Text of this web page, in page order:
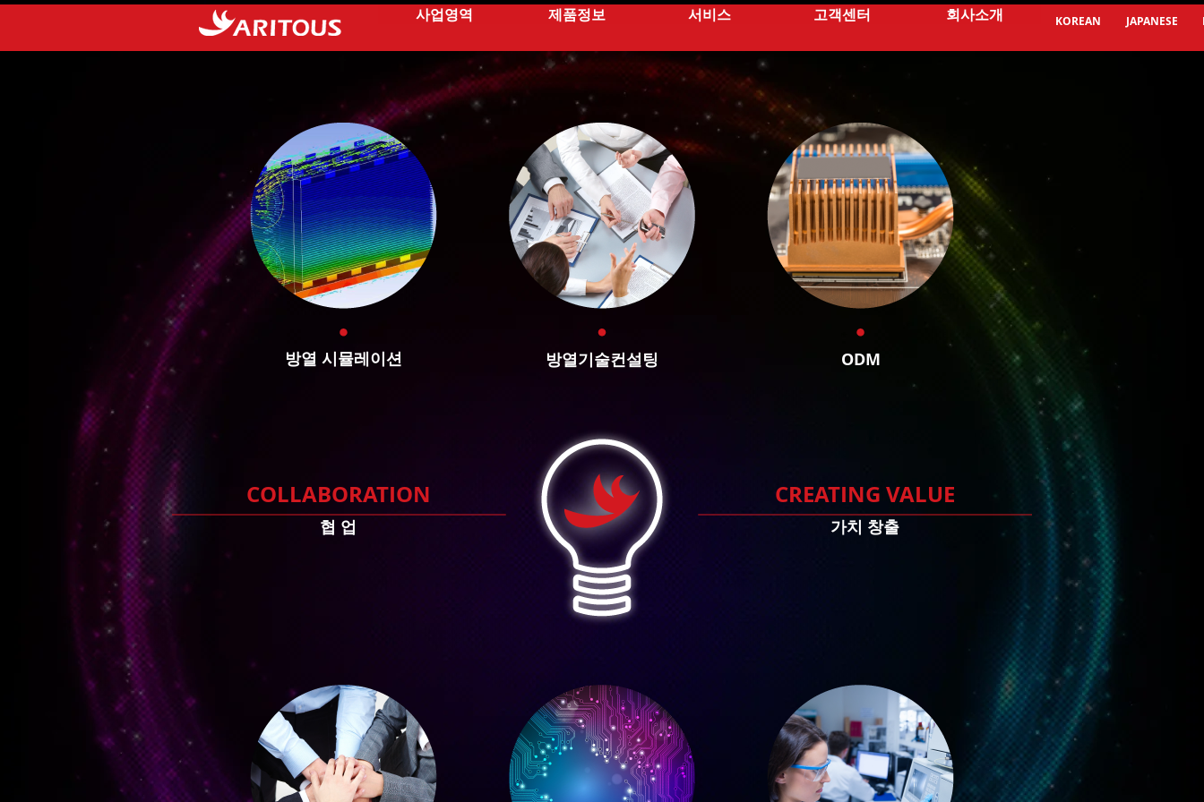
KOREAN JAPANESE
사업영역 제품정보 서비스 고객센터 회사소개
협 업
COLLABORATION CREATING VALUE
방열 시뮬레이션
가치 창출
방열기술컨설팅 ODM